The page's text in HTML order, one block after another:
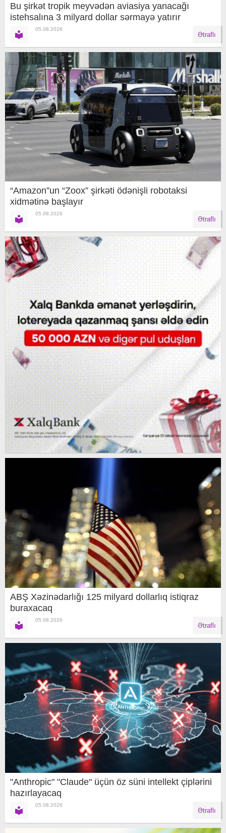
Bu şirkət tropik meyvədən aviasiya yanacağı
istehsalına 3 milyard dollar sərmayə yatırır
05.08.2026
Ətraflı
“Amazon”un “Zoox” şirkəti ödənişli robotaksi
xidmətinə başlayır
05.08.2026
Ətraflı
ABŞ Xəzinədarlığı 125 milyard dollarlıq istiqraz
buraxacaq
05.08.2026
Ətraflı
"Anthropic" "Claude" üçün öz süni intellekt çiplərini
hazırlayacaq
05.08.2026
Ətraflı